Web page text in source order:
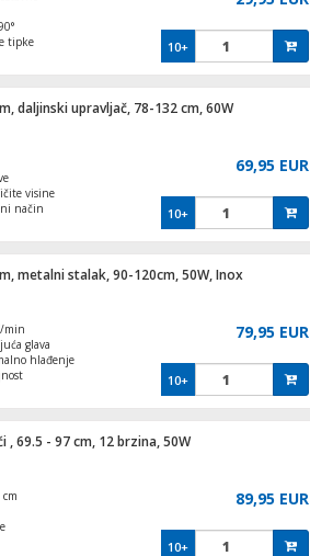
tipke
buke ≤32dB
10+
daljinski upravljač, 78-132 cm, 60W
visine
način
69,95 EUR
10+
metalni stalak, 90-120cm, 50W, Inox
min
glava
hlađenje
79,95 EUR
10+
69.5 - 97 cm, 12 brzina, 50W
89,95 EUR
10+